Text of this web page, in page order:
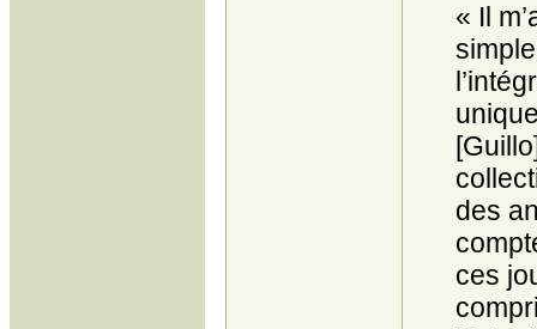
« Il
des
ces